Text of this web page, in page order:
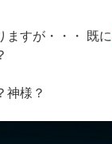
ますが・・・ 既に
神様？